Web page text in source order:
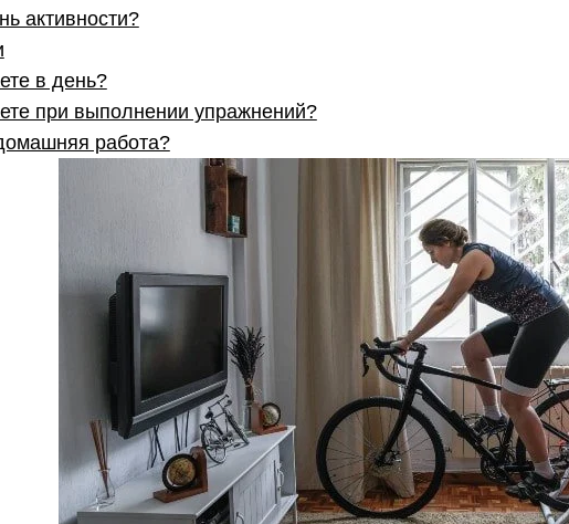
активности?
в день?
при выполнении упражнений?
работа?